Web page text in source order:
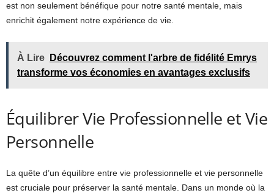
est non seulement bénéfique pour notre santé mentale, mais
enrichit également notre expérience de vie.
À Lire
Découvrez comment l'arbre de fidélité Emrys
transforme vos économies en avantages exclusifs
Équilibrer Vie Professionnelle et Vie
Personnelle
La quête d’un équilibre entre vie professionnelle et vie personnelle
est cruciale pour préserver la santé mentale. Dans un monde où la